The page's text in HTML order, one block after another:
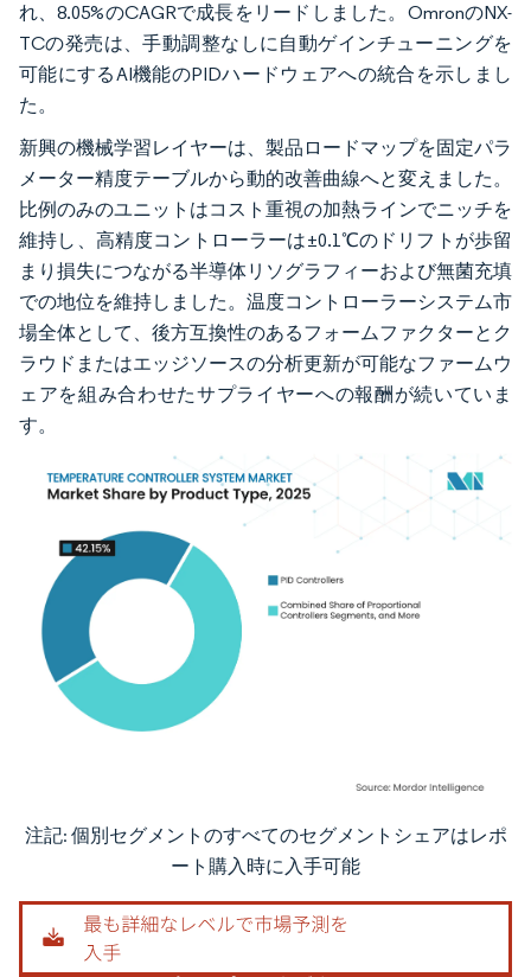
れ、8.05%のCAGRで成長をリードしました。OmronのNX-
TCの発売は、手動調整なしに自動ゲインチューニングを
可能にするAI機能のPIDハードウェアへの統合を示しまし
た。
新興の機械学習レイヤーは、製品ロードマップを固定パラ
メーター精度テーブルから動的改善曲線へと変えました。
比例のみのユニットはコスト重視の加熱ラインでニッチを
維持し、高精度コントローラーは±0.1℃のドリフトが歩留
まり損失につながる半導体リソグラフィーおよび無菌充填
での地位を維持しました。温度コントローラーシステム市
場全体として、後方互換性のあるフォームファクターとク
ラウドまたはエッジソースの分析更新が可能なファームウ
ェアを組み合わせたサプライヤーへの報酬が続いていま
す。
画像 © Mordor Intelligence。再利用にはCC BY 4.0の表示が必要です。
注記: 個別セグメントのすべてのセグメントシェアはレポ
ート購入時に入手可能